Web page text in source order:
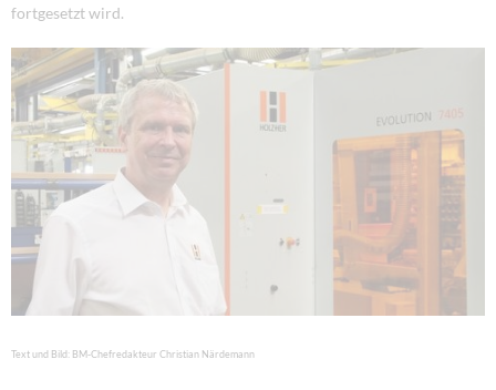
fortgesetzt wird.
Text und Bild: BM-Chefredakteur Christian Närdemann